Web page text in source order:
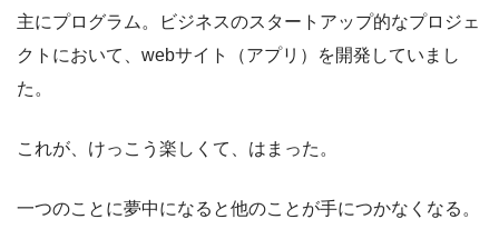
主にプログラム。ビジネスのスタートアップ的なプロジェ
クトにおいて、webサイト（アプリ）を開発していまし
た。
これが、けっこう楽しくて、はまった。
一つのことに夢中になると他のことが手につかなくなる。